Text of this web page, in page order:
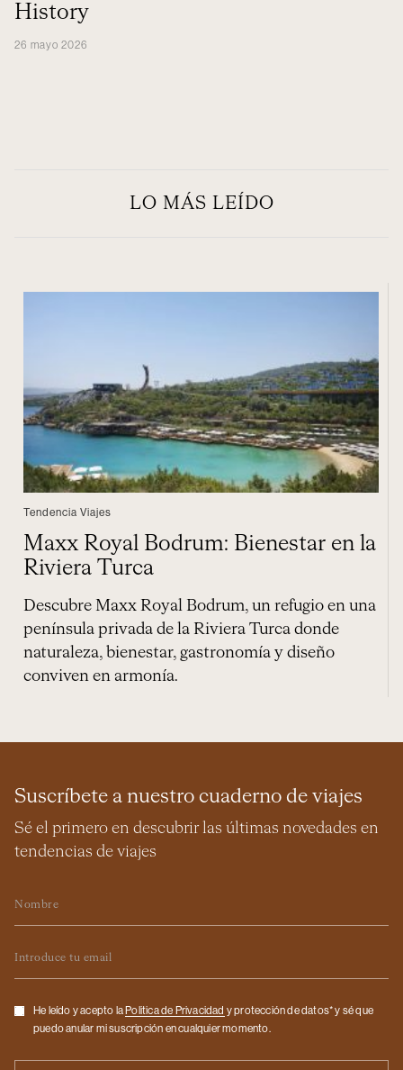
History
26 mayo 2026
LO MÁS LEÍDO
Tendencia Viajes
Maxx Royal Bodrum: Bienestar en la
Riviera Turca
Descubre Maxx Royal Bodrum, un refugio en una
península privada de la Riviera Turca donde
naturaleza, bienestar, gastronomía y diseño
conviven en armonía.
Suscríbete a nuestro cuaderno de viajes
Sé el primero en descubrir las últimas novedades en
tendencias de viajes
Checkbox
He leído y acepto la Politica de Privacidad y protección de datos* y sé que
puedo anular mi suscripción en cualquier momento.